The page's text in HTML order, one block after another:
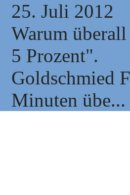
25. Juli 2012
Warum
5 Prozent".
Goldschmied
Minuten übe...